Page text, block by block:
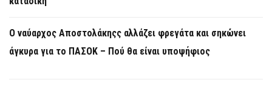
Ο ναύαρχος Αποστολάκηςς αλλάζει φρεγάτα και σηκώνει
άγκυρα για το ΠΑΣΟΚ – Πού θα είναι υποψήφιος